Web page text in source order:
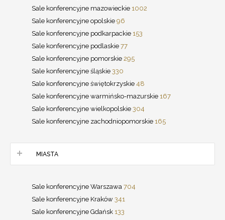
Sale konferencyjne mazowieckie 1002
Sale konferencyjne opolskie 96
Sale konferencyjne podkarpackie 153
Sale konferencyjne podlaskie 77
Sale konferencyjne pomorskie 295
Sale konferencyjne śląskie 330
Sale konferencyjne świętokrzyskie 48
Sale konferencyjne warmińsko-mazurskie 167
Sale konferencyjne wielkopolskie 304
Sale konferencyjne zachodniopomorskie 165
MIASTA
Sale konferencyjne Warszawa 704
Sale konferencyjne Kraków 341
Sale konferencyjne Gdańsk 133